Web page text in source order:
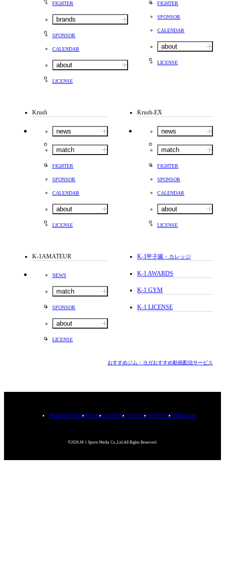
FIGHTER
brands
SPONSOR
CALENDAR
about
LICENSE
FIGHTER
SPONSOR
CALENDAR
about
LICENSE
Krush
news
match
FIGHTER
SPONSOR
CALENDAR
about
LICENSE
Krush-EX
news
match
FIGHTER
SPONSOR
CALENDAR
about
LICENSE
K-1AMATEUR
NEWS
match
SPONSOR
about
LICENSE
K-1甲子園・カレッジ
K-1 AWARDS
K-1 GYM
K-1 LICENSE
おすすめジム・ヨガおすすめ動画配信サービス
PRIVACYPOLICYTERMSCONTACTRECRUITCOMPANYMISSION
©2026.M-1 Sports Media Co.,Ltd.All Rights Reserved.